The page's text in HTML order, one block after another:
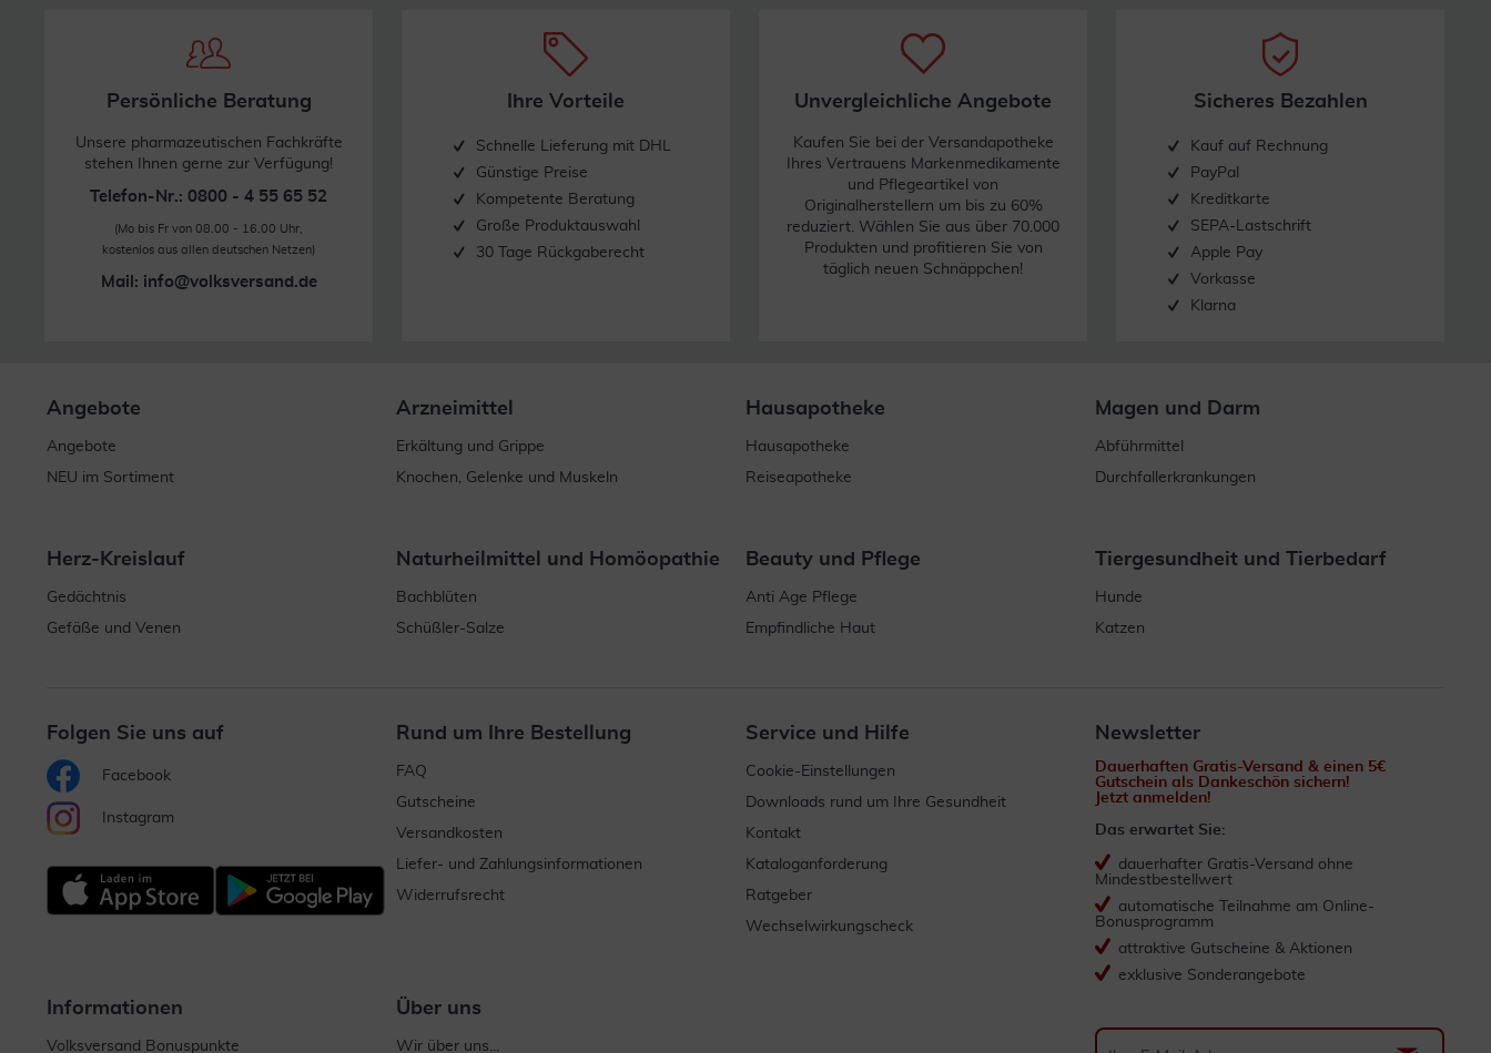
Persönliche Beratung
Unsere pharmazeutischen Fachkräfte
stehen Ihnen gerne zur Verfügung!
Telefon-Nr.: 0800 - 4 55 65 52
(Mo bis Fr von 08.00 - 16.00 Uhr,
kostenlos aus allen deutschen Netzen)
Mail: info@volksversand.de
Ihre Vorteile
Schnelle Lieferung mit DHL
Günstige Preise
Kompetente Beratung
Große Produktauswahl
30 Tage Rückgaberecht
Unvergleichliche Angebote
Kaufen Sie bei der Versandapotheke
Ihres Vertrauens Markenmedikamente
und Pflegeartikel von
Originalherstellern um bis zu 60%
reduziert. Wählen Sie aus über 70.000
Produkten und profitieren Sie von
täglich neuen Schnäppchen!
Sicheres Bezahlen
Kauf auf Rechnung
PayPal
Kreditkarte
SEPA-Lastschrift
Apple Pay
Vorkasse
Klarna
Angebote
Angebote
NEU im Sortiment
Arzneimittel
Erkältung und Grippe
Knochen, Gelenke und Muskeln
Hausapotheke
Hausapotheke
Reiseapotheke
Magen und Darm
Abführmittel
Durchfallerkrankungen
Herz-Kreislauf
Gedächtnis
Gefäße und Venen
Naturheilmittel und Homöopathie
Bachblüten
Schüßler-Salze
Beauty und Pflege
Anti Age Pflege
Empfindliche Haut
Tiergesundheit und Tierbedarf
Hunde
Katzen
Folgen Sie uns auf
Facebook
Instagram
Rund um Ihre Bestellung
FAQ
Gutscheine
Versandkosten
Liefer- und Zahlungsinformationen
Widerrufsrecht
Service und Hilfe
Cookie-Einstellungen
Downloads rund um Ihre Gesundheit
Kontakt
Kataloganforderung
Ratgeber
Wechselwirkungscheck
Informationen
Volksversand Bonuspunkte
Über uns
Wir über uns...
Newsletter
Dauerhaften Gratis-Versand & einen 5€
Gutschein als Dankeschön sichern!
Jetzt anmelden!
Das erwartet Sie:
dauerhafter Gratis-Versand ohne
Mindestbestellwert
automatische Teilnahme am Online-
Bonusprogramm
attraktive Gutscheine & Aktionen
exklusive Sonderangebote